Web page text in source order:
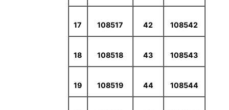
108542
42
108517
17
108543
43
108518
18
108544
44
108519
19